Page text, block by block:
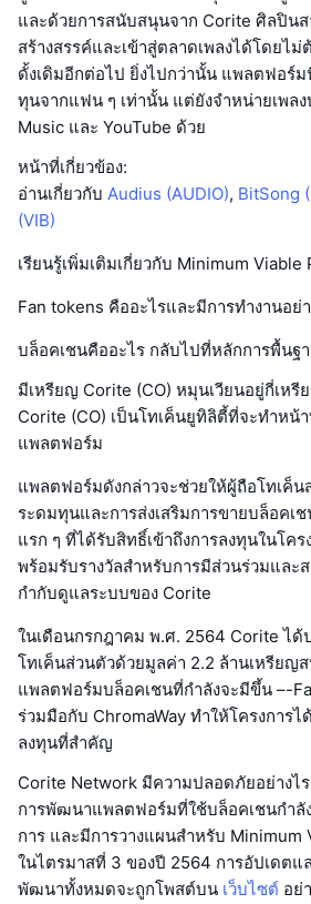
และด้วยการสนับสนุนจาก Corite ศิลปิน
สร้างสรรค์และเข้าสู่ตลาดเพลงได้โดยไม่
ดั้งเดิมอีกต่อไป ยิ่งไปกว่านั้น แพลตฟอร์ม
ทุนจากแฟน ๆ เท่านั้น แต่ยังจำหน่ายเพล
Music และ YouTube ด้วย
หน้าที่เกี่ยวข้อง:
อ่านเกี่ยวกับ Audius (AUDIO), BitSong
(VIB)
เรียนรู้เพิ่มเติมเกี่ยวกับ Minimum Viable
Fan tokens คืออะไรและมีการทำงานอย่
บล็อคเชนคืออะไร กลับไปที่หลักการพื้นฐ
มีเหรียญ Corite (CO) หมุนเวียนอยู่กี่เหรี
Corite (CO) เป็นโทเค็นยูทิลิตี้ที่จะทำหน้
แพลตฟอร์ม
แพลตฟอร์มดังกล่าวจะช่วยให้ผู้ถือโทเค็น
ระดมทุนและการส่งเสริมการขายบล็อคเ
แรก ๆ ที่ได้รับสิทธิ์เข้าถึงการลงทุนในโคร
พร้อมรับรางวัลสำหรับการมีส่วนร่วมและ
กำกับดูแลระบบของ Corite
ในเดือนกรกฎาคม พ.ศ. 2564 Corite ได้
โทเค็นส่วนตัวด้วยมูลค่า 2.2 ล้านเหรียญส
แพลตฟอร์มบล็อคเชนที่กำลังจะมีขึ้น –-
ร่วมมือกับ ChromaWay ทำให้โครงการ
ลงทุนที่สำคัญ
Corite Network มีความปลอดภัยอย่างไร
การพัฒนาแพลตฟอร์มที่ใช้บล็อคเชนกำลั
การ และมีการวางแผนสำหรับ Minimum
ในไตรมาสที่ 3 ของปี 2564 การอัปเดตแ
พัฒนาทั้งหมดจะถูกโพสต์บน เว็บไซต์ อย่